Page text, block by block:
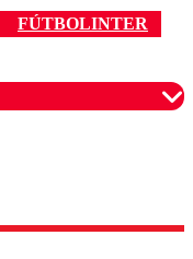
FÚTBOLINTER
garantizar un